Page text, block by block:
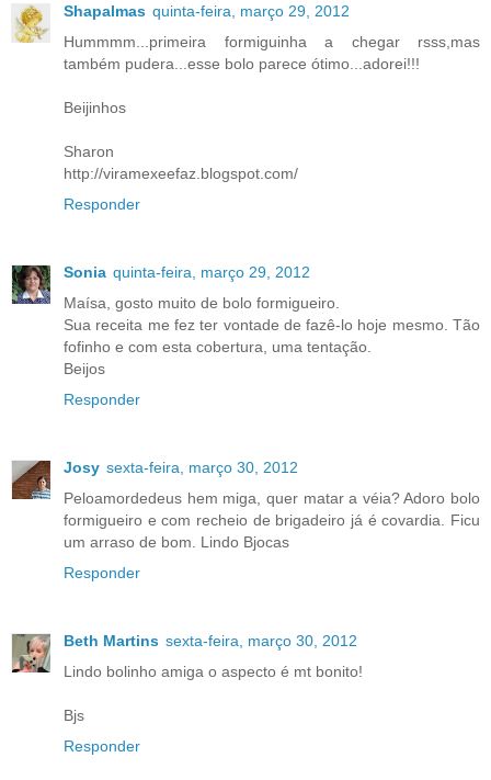
Shapalmas quinta-feira, março 29, 2012
Hummmm...primeira formiguinha a chegar rsss,mas
também pudera...esse bolo parece ótimo...adorei!!!
Beijinhos
Sharon
http://viramexeefaz.blogspot.com/
Responder
Sonia quinta-feira, março 29, 2012
Maísa, gosto muito de bolo formigueiro.
Sua receita me fez ter vontade de fazê-lo hoje mesmo. Tão
fofinho e com esta cobertura, uma tentação.
Beijos
Responder
Josy sexta-feira, março 30, 2012
Peloamordedeus hem miga, quer matar a véia? Adoro bolo
formigueiro e com recheio de brigadeiro já é covardia. Ficu
um arraso de bom. Lindo Bjocas
Responder
Beth Martins sexta-feira, março 30, 2012
Lindo bolinho amiga o aspecto é mt bonito!
Bjs
Responder